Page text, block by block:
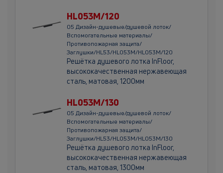
HL053M/120
05 Дизайн-душевые/душевой лоток/
Вспомогательные материалы/
Противопожарная защита/
Заглушки/HL53/HL053M/HL053M/120
Решётка душевого лотка InFloor,
высококачественная нержавеющая
сталь, матовая, 1200мм
HL053M/130
05 Дизайн-душевые/душевой лоток/
Вспомогательные материалы/
Противопожарная защита/
Заглушки/HL53/HL053M/HL053M/130
Решётка душевого лотка InFloor,
высококачественная нержавеющая
сталь, матовая, 1300мм